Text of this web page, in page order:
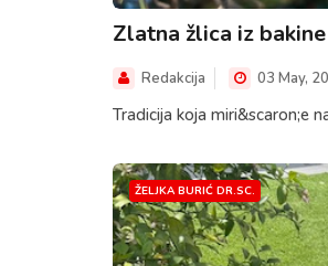
Zlatna žlica iz
Redakcija 03 May,
Tradicija koja miri&scaron;e
ŽELJKA BURIĆ DR.SC.